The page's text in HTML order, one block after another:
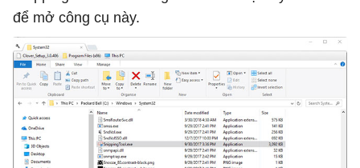
để mở công cụ này.